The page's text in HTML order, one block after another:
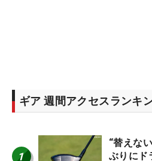
ギア 週間アクセスランキ
1
“替えな
ぶりにド